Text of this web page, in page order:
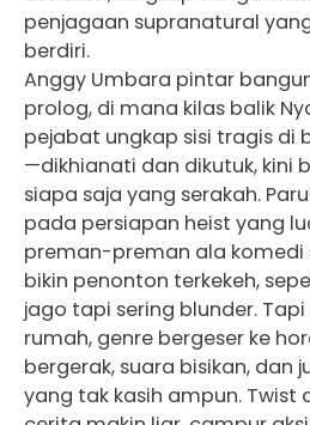
penjagaan supranatural
berdiri.
Anggy Umbara pintar
prolog, di mana kilas balik
pejabat ungkap sisi tragis di
—dikhianati dan dikutuk, kini
siapa saja yang serakah.
pada persiapan heist yang
preman-preman ala komedi
bikin penonton terkekeh,
jago tapi sering blunder.
rumah, genre bergeser ke
bergerak, suara bisikan,
yang tak kasih ampun. Twist